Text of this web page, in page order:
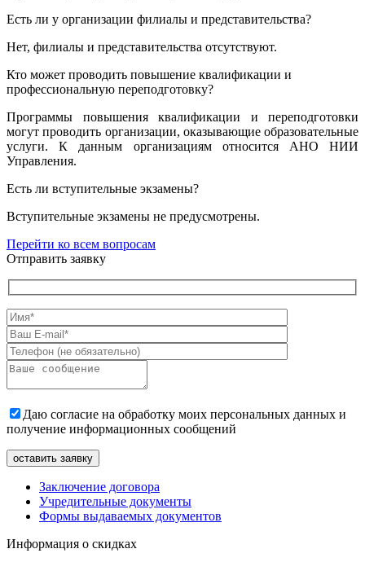
Есть ли у организации филиалы и представительства?
Нет, филиалы и представительства отсутствуют.
Кто может проводить повышение квалификации и
профессиональную переподготовку?
Программы повышения квалификации и переподготовки
могут проводить организации, оказывающие образовательные
услуги. К данным организациям относится АНО НИИ
Управления.
Есть ли вступительные экзамены?
Вступительные экзамены не предусмотрены.
Перейти ко всем вопросам
Отправить заявку
Даю согласие на обработку моих персональных данных и
получение информационных сообщений
Заключение договора
Учредительные документы
Формы выдаваемых документов
Информация о скидках